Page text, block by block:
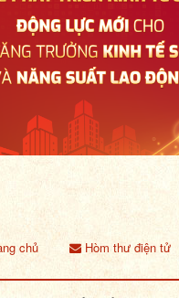
chủ Hòm thư điện tử